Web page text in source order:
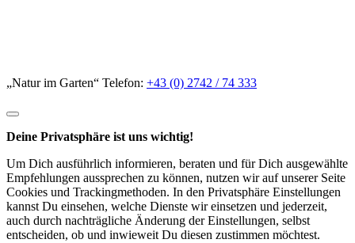
„Natur im Garten“ Telefon: +43 (0) 2742 / 74 333
Deine Privatsphäre ist uns wichtig!
Um Dich ausführlich informieren, beraten und für Dich ausgewählte
Empfehlungen aussprechen zu können, nutzen wir auf unserer Seite
Cookies und Trackingmethoden. In den Privatsphäre Einstellungen
kannst Du einsehen, welche Dienste wir einsetzen und jederzeit,
auch durch nachträgliche Änderung der Einstellungen, selbst
entscheiden, ob und inwieweit Du diesen zustimmen möchtest.